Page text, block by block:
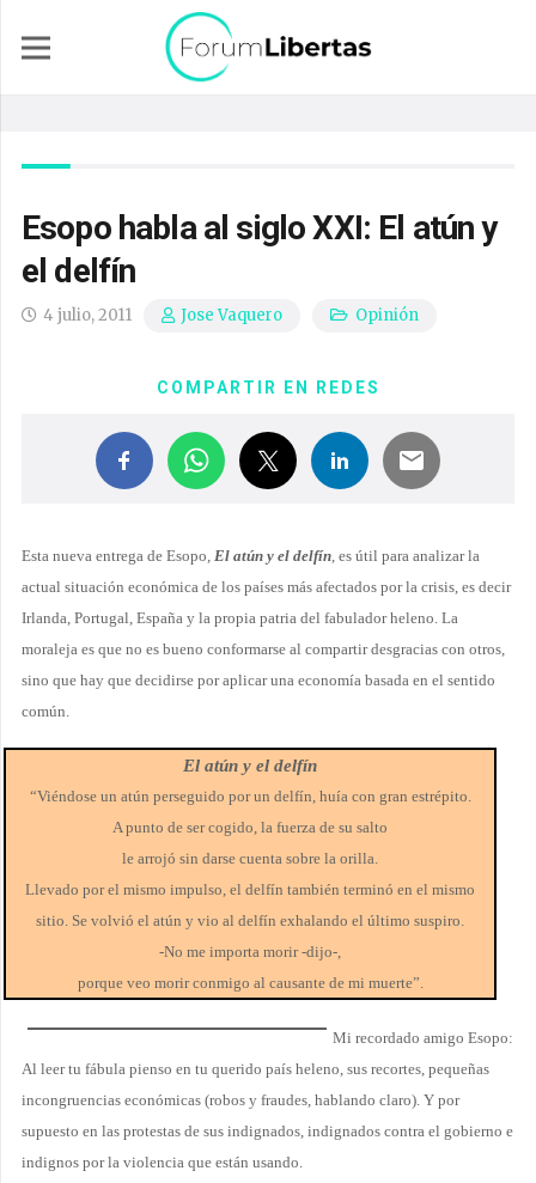
Esopo habla al siglo XXI: El atún y
el delfín
4 julio, 2011 Jose Vaquero Opinión
COMPARTIR EN REDES
Esta nueva entrega de Esopo, El atún y el delfín, es útil para analizar la
actual situación económica de los países más afectados por la crisis, es decir
Irlanda, Portugal, España y la propia patria del fabulador heleno. La
moraleja es que no es bueno conformarse al compartir desgracias con otros,
sino que hay que decidirse por aplicar una economía basada en el sentido
común.
El atún y el delfín
“Viéndose un atún perseguido por un delfín, huía con gran estrépito.
A punto de ser cogido, la fuerza de su salto
le arrojó sin darse cuenta sobre la orilla.
Llevado por el mismo impulso, el delfín también terminó en el mismo
sitio. Se volvió el atún y vio al delfín exhalando el último suspiro.
-No me importa morir -dijo-,
porque veo morir conmigo al causante de mi muerte”.
Mi recordado amigo Esopo:
Al leer tu fábula pienso en tu querido país heleno, sus recortes, pequeñas
incongruencias económicas (robos y fraudes, hablando claro). Y por
supuesto en las protestas de sus indignados, indignados contra el gobierno e
indignos por la violencia que están usando.